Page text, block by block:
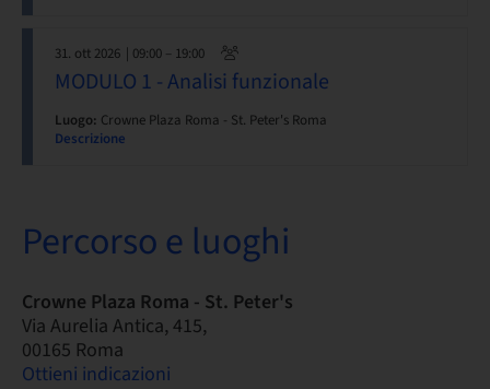
31. ott 2026 | 09:00 – 19:00
MODULO 1 - Analisi funzionale
Luogo: Crowne Plaza Roma - St. Peter's Roma
Descrizione
Percorso e luoghi
Crowne Plaza Roma - St. Peter's
Via Aurelia Antica, 415,
00165 Roma
Ottieni indicazioni